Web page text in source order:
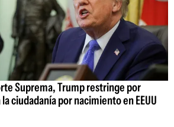
Suprema, Trump restringe por
ciudadanía por nacimiento en EEUU